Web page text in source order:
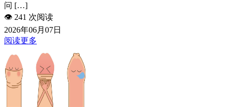
问 […]
👁️ 241 次阅读
2026年06月07日
阅读更多